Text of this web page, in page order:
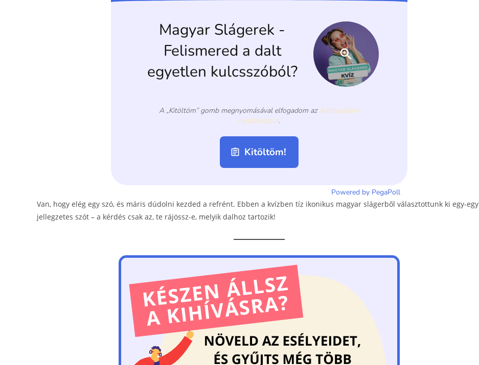
Van, hogy elég egy szó, és máris dúdolni kezded a refrént. Ebben a kvízben tíz ikonikus magyar slágerből választottunk ki egy-egy
jellegzetes szót – a kérdés csak az, te rájössz-e, melyik dalhoz tartozik!